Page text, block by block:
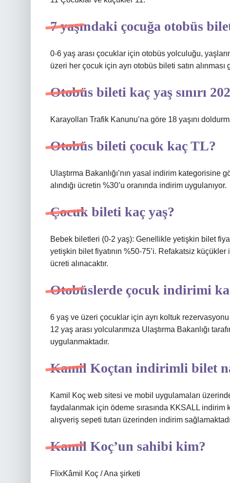
7 yaşındaki çocuğa otobüs
0-6 yaş arası çocuklar için otobüs yolculuğu,
üzeri her çocuk için ayrı otobüs bileti satın alınması
Otobüs bileti kaç yaş sınırı
Karayolları Trafik Kanunu’na göre 18 yaşını
Otobüs bileti çocuk kaç TL?
Ulaştırma Bakanlığı’nın yasal indirim kategorisine
alındığı ücretin %30’u oranında indirim uygulanıyor.
Çocuk bileti kaç yaş?
Bebek biletleri (0-2 yaş): Genellikle yetişkin bilet
yetişkin bilet fiyatının %50-75’i. Refakatsiz
ücreti alınacaktır.
Otobüslerde çocuk indirimi
6 yaş ve üzeri çocuklar için ayrı koltuk
12 yaş arası yolcularımıza Ulaştırma Bakanlığı
uygulanmaktadır.
Kamil Koçtan indirimli bilet
Kamil Koç web sitesi ve mobil uygulamaları
faydalanmak için ödeme sırasında KKSALL
alışveriş sepeti tutarı üzerinden indirim
Kamil Koç’un sahibi kim?
FlixKâmil Koç / Ana şirketi